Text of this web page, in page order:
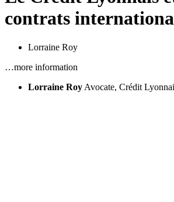
contrats
Lorraine Roy
…more information
Lorraine Roy Avocate, Crédit